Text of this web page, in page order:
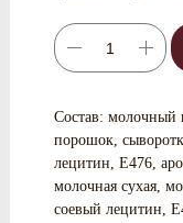
Состав: молочный
порошок,
лецитин, Е476,
молочная сухая,
соевый лецитин,